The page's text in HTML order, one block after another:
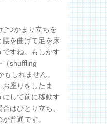
つかまり立ちを
腰を曲げて足を床
すね。もしかす
（shuffling
しれません。
座りをしたま
にして前に移動す
はひとり立ち、
普通です。